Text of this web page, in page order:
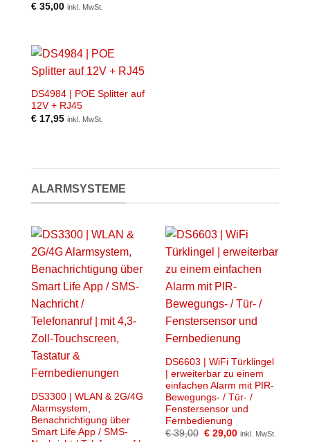
€ 35,00 inkl. MwSt.
DS4984 | POE Splitter auf
12V + RJ45
€ 17,95 inkl. MwSt.
ALARMSYSTEME
DS3300 | WLAN & 2G/4G
Alarmsystem,
Benachrichtigung über
Smart Life App / SMS-
DS6603 | WiFi Türklingel
| erweiterbar zu einem
einfachen Alarm mit PIR-
Bewegungs- / Tür- /
Fenstersensor und
Fernbedienung
€39,00 Ursprünglicher
€ 29,00Aktueller
inkl. MwSt.